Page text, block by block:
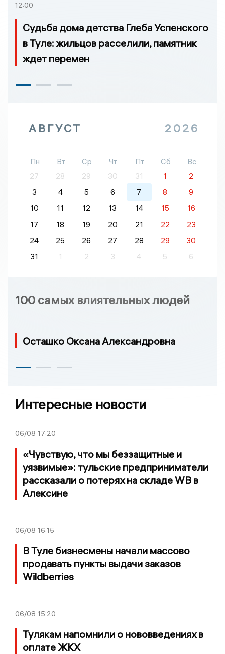
12:00
Судьба дома детства Глеба Успенского
в Туле: жильцов расселили, памятник
ждет перемен
АВГУСТ 2026
Пн Вт Ср Чт Пт Сб
Вс
27
28 29 30 31 1
2
3
4 5 6 7 8
9
10
11 12 13 14 15
16
17
18 19 20 21 22
23
24
25 26 27 28 29
30
31
1 2 3 4 5 6
100 самых влиятельных людей
Осташко Оксана Александровна
Интересные новости
06/08 17:20
«Чувствую, что мы беззащитные и
уязвимые»: тульские предприниматели
рассказали о потерях на складе WB в
Алексине
06/08 16:15
В Туле бизнесмены начали массово
продавать пункты выдачи заказов
Wildberries
06/08 15:20
Тулякам напомнили о нововведениях в
оплате ЖКХ